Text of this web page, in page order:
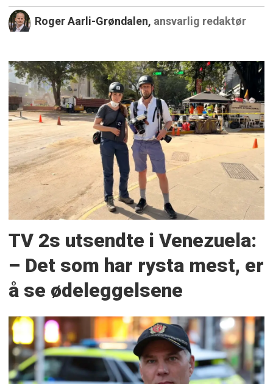
Roger Aarli-Grøndalen, ansvarlig redaktør
TV 2s utsendte i Venezuela:
– Det som har rysta mest, er
å se ødeleggelsene